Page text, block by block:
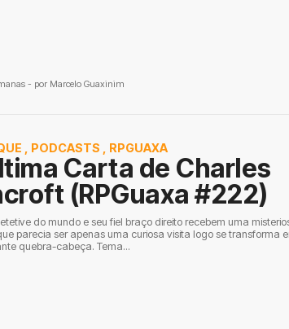
- por Marcelo Guaxinim
PODCASTS RPGUAXA
Carta de Charles
(RPGuaxa #222)
do mundo e seu fiel braço direito recebem uma
parecia ser apenas uma curiosa visita logo se transforma
quebra-cabeça. Tema...